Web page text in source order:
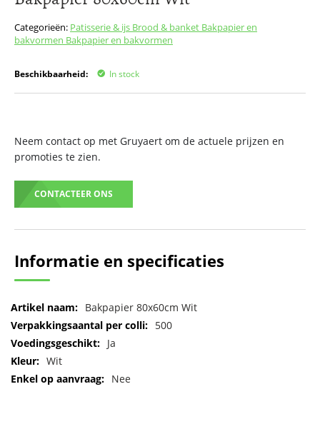
Categorieën: Patisserie & ijs Brood & banket Bakpapier en
bakvormen Bakpapier en bakvormen
Beschikbaarheid: In stock
Neem contact op met Gruyaert om de actuele prijzen en
promoties te zien.
CONTACTEER ONS
begin
van
afbeeldingen-
gallerij
Informatie en specificaties
Meer
informatie
Bakpapier 80x60cm Wit
500
Ja
Wit
Nee